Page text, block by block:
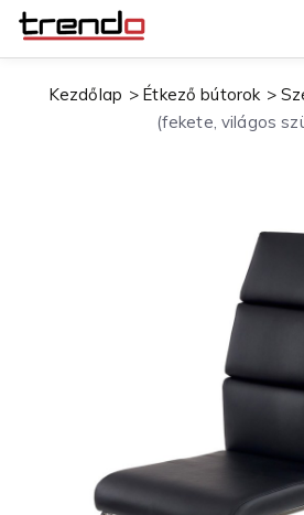
Kezdőlap Étkező bútorok
(fekete, világos